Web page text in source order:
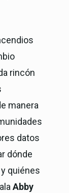
rincón
manera
datos
dónde
quiénes
Abby